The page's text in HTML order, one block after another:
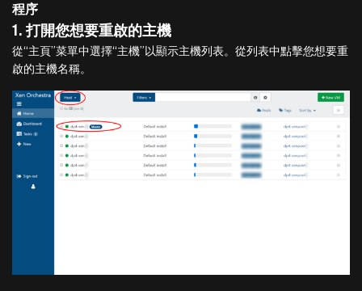
程序
1. 打開您想要重啟的主機
從“主頁”菜單中選擇“主機”以顯示主機列表。從列表中點擊您想要重
啟的主機名稱。